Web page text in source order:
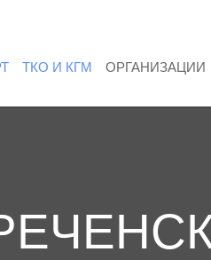
ТКО И КГМ ОРГАНИЗАЦИИ